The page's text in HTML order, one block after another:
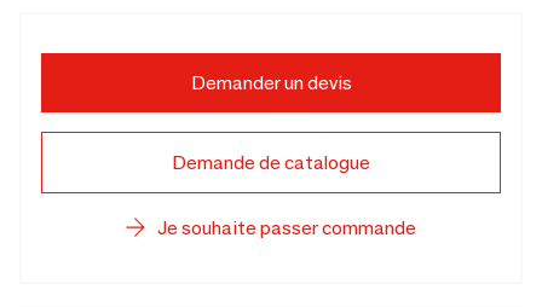
Demander un devis
Demande de catalogue
Je souhaite passer commande